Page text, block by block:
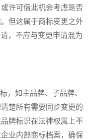
许可借此机会考虑是否
但这属于商标变更之外
，不应与变更申请混为
如主品牌、子品牌、
楚所有需要同步变更的
牌标识在法律权属上不
业内部商标档案，确保